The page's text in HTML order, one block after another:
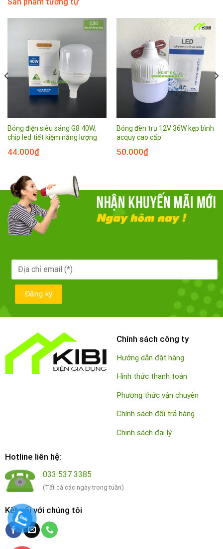
Sản phẩm tương tự
Bóng điện siêu sáng G8 40W,
chip led tiết kiệm năng lượng
44.000₫
Bóng đèn trụ 12V 36W kẹp bình
acquy cao cấp
50.000₫
Chính sách công ty
Hướng dẫn đặt hàng
Hình thức thanh toán
Phương thức vận chuyên
Chính sách đổi trả hàng
Chinh sách đại lý
Hotline liên hệ:
033 537 3385
(Tất cả các ngày trong tuần)
Kết nối với chúng tôi